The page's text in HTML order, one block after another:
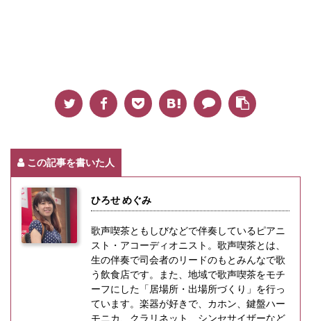
この記事を書いた人
ひろせ めぐみ
歌声喫茶ともしびなどで伴奏しているピアニ
スト・アコーディオニスト。歌声喫茶とは、
生の伴奏で司会者のリードのもとみんなで歌
う飲食店です。また、地域で歌声喫茶をモチ
ーフにした「居場所・出場所づくり」を行っ
ています。楽器が好きで、カホン、鍵盤ハー
モニカ、クラリネット、シンセサイザーなど